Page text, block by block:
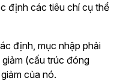
định các tiêu chí cụ thể
định, mục nhập phải
(cấu trúc đóng
của nó.